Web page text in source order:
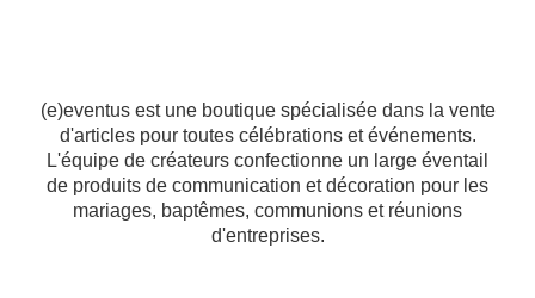
(e)eventus est une boutique spécialisée dans la vente
d'articles pour toutes célébrations et événements.
L'équipe de créateurs confectionne un large éventail
de produits de communication et décoration pour les
mariages, baptêmes, communions et réunions
d'entreprises.